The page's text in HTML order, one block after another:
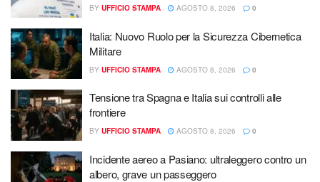
BY UFFICIO STAMPA AGOSTO 8, 2026 0
Italia: Nuovo Ruolo per la Sicurezza Cibernetica
Militare
BY UFFICIO STAMPA AGOSTO 8, 2026 0
Tensione tra Spagna e Italia sui controlli alle
frontiere
BY UFFICIO STAMPA AGOSTO 8, 2026 0
Incidente aereo a Pasiano: ultraleggero contro un
albero, grave un passeggero